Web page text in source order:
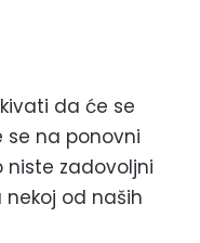
da će se
se na ponovni
niste zadovoljni
od naših